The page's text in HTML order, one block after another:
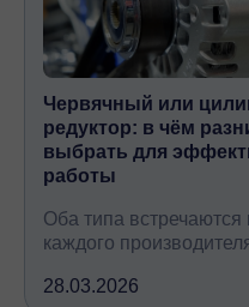
Червячный или
редуктор: в чём
выбрать для
работы
Оба типа встречаются
каждого
крутящий момент, но
28.03.2026